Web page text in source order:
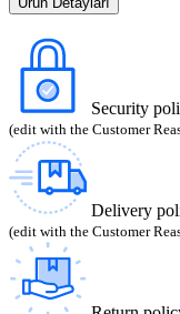
Security
(edit with the Customer
Delivery
(edit with the Customer